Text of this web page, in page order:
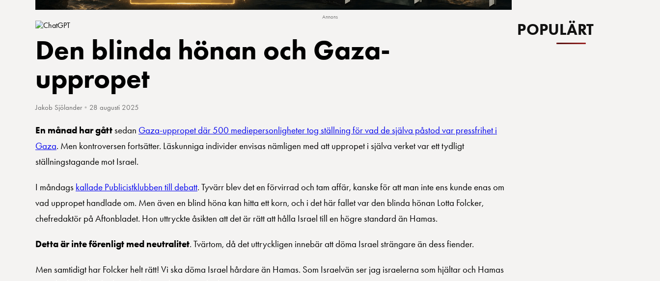
Annons
Den blinda hönan och Gaza-
uppropet
Jakob Sjölander• 28 augusti 2025
En månad har gåttsedan Gaza-uppropet där 500 mediepersonligheter tog ställning för vad de själva påstod var pressfrihet i
Gaza. Men kontroversen fortsätter. Läskunniga individer envisas nämligen med att uppropet i själva verket var ett tydligt
ställningstagande mot Israel.
I måndags kallade Publicistklubben till debatt. Tyvärr blev det en förvirrad och tam affär, kanske för att man inte ens kunde enas om
vad uppropet handlade om. Men även en blind höna kan hitta ett korn, och i det här fallet var den blinda hönan Lotta Folcker,
chefredaktör på Aftonbladet. Hon uttryckte åsikten att det är rätt att hålla Israel till en högre standard än Hamas.
Detta är inte förenligt med neutralitet. Tvärtom, då det uttryckligen innebär att döma Israel strängare än dess fiender.
Men samtidigt har Folcker helt rätt! Vi ska döma Israel hårdare än Hamas. Som Israelvän ser jag israelerna som hjältar och Hamas
POPULÄRT